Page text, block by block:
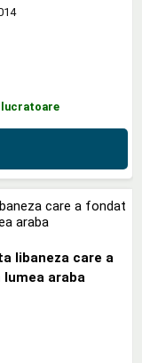
lucratoare
libaneza care a
araba